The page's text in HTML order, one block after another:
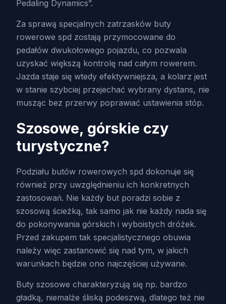
Pedaling Dynamics”.
Za sprawą specjalnych zatrzasków buty
rowerowe spd zostają przymocowane do
pedałów dwukołowego pojazdu, co pozwala
uzyskać większą kontrolę nad całym rowerem.
Jazda staje się wtedy efektywniejsza, a kolarz jest
w stanie szybciej przejechać wybrany dystans, nie
musząc bez przerwy poprawiać ustawienia stóp.
Szosowe, górskie czy
turystyczne?
Podziału butów rowerowych spd dokonuje się
również przy uwzględnieniu ich konkretnych
zastosowań. Nie każdy but poradzi sobie z
szosową ścieżką, tak samo jak nie każdy nada się
do pokonywania górskich i wyboistych dróżek.
Przed zakupem tak specjalistycznego obuwia
należy więc zastanowić się nad tym, w jakich
warunkach będzie ono najczęściej używane.
Buty szosowe charakteryzują się np. bardzo
gładką, niemalże śliską podeszwą, dlatego też nie